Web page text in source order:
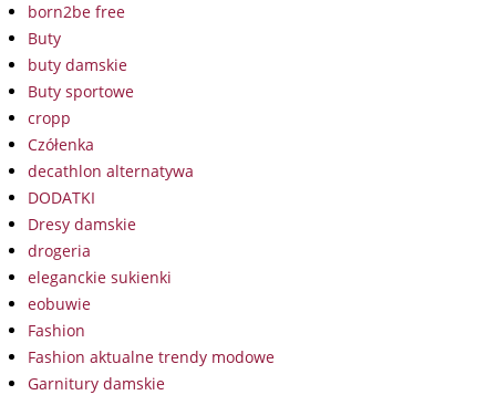
born2be free
Buty
buty damskie
Buty sportowe
cropp
Czółenka
decathlon alternatywa
DODATKI
Dresy damskie
drogeria
eleganckie sukienki
eobuwie
Fashion
Fashion aktualne trendy modowe
Garnitury damskie